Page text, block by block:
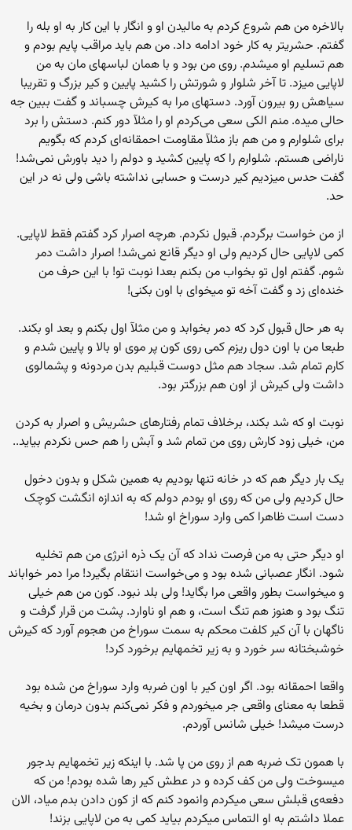
بالاخره من هم شروع کردم به مالیدن او و انگار با این کار به او بله را
گفتم. حشریتر به کار خود ادامه داد. من هم باید مراقب پایم بودم و
هم تسلیم او میشدم. روی من بود و با همان لباسهای مان به من
لاپایی میزد. تا آخر شلوار و شورتش را کشید پایین و کیر بزرگ و تقریبا
سیاهش رو بیرون آورد. دستهای مرا به کیرش چسباند و گفت ببین جه
حالی میده. منم الکی سعی می‌کردم او را مثلآ دور کنم. دستش را برد
برای شلوارم و من هم باز مثلآ مقاومت احمقانه‌ای کردم‌ که بگویم
ناراضی هستم‌. شلوارم را که پایین کشید و دولم را دید باورش نمی‌شد!
گفت حدس میزدیم کیر درست و حسابی نداشته باشی ولی نه در این
حد.
از من خواست برگردم. قبول نکردم. هرچه اصرار کرد گفتم فقط لاپایی.
کمی لاپایی حال کردیم ولی او دیگر قانع نمی‌شد! اصرار داشت دمر
شوم. گفتم اول تو بخواب من بکنم بعدا نوبت تو! با این حرف من
خنده‌ای زد و گفت آخه تو میخوای با اون بکنی!
به هر حال قبول کرد که دمر بخوابد و من مثلآ اول بکنم و بعد او بکند.
طبعا من با اون دول ریزم کمی روی کون پر موی او بالا و پایین شدم‌ و
کارم تمام شد. سجاد هم مثل دوست قبلیم بدن مردونه و پشمالوی
داشت ولی کیرش از اون هم بزرگتر بود.
نوبت او که شد بکند، برخلاف تمام رفتارهای حشریش و اصرار به کردن
من، خیلی زود کارش روی من تمام شد و آبش را هم حس نکردم بیاید..
يک بار ديگر هم که در خانه تنها بودیم به همین شکل و بدون دخول
حال کردیم ولی من که روی او بودم دولم که به اندازه انگشت کوچک
دست است ظاهرا کمی وارد سوراخ او شد!
او دیگر حتی به من فرصت نداد که آن یک ذره انرژی من هم تخلیه
شود. انگار عصبانی شده بود و می‌خواست انتقام بگیرد! مرا دمر خواباند
و میخواست بطور واقعی مرا بگاید! ولی بلد نبود. کون من هم خیلی
تنگ بود و هنوز هم تنگ است، و هم او ناوارد. پشت من قرار گرفت و
ناگهان با آن کیر کلفت محکم به سمت سوراخ من هجوم آورد که کیرش
خوشبختانه سر خورد و به زیر تخمهایم برخورد کرد!
واقعا احمقانه بود. اگر اون کیر با اون ضربه وارد سوراخ من شده بود
قطعا به معنای واقعی جر میخوردم و فکر نمی‌کنم بدون درمان و بخیه
درست میشد! خیلی شانس آوردم.
با همون تک ضربه هم از روی من پا شد. با اینکه زیر تخمهایم بدجور
میسوخت ولی من کف کرده و در عطش کیر رها شده بودم! من که
دفعه‌ی قبلش سعی میکردم وانمود کنم که از کون دادن بدم میاد، الان
عملا داشتم به او التماس میکردم بیاید کمی به من لاپایی بزند!